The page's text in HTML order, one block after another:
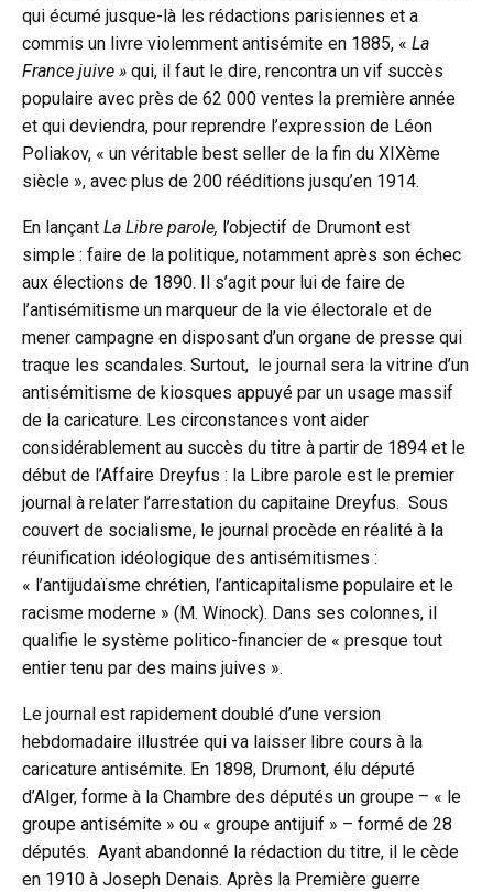
qui écumé jusque-là les rédactions parisiennes et a
commis un livre violemment antisémite en 1885, « La
France juive » qui, il faut le dire, rencontra un vif succès
populaire avec près de 62 000 ventes la première année
et qui deviendra, pour reprendre l’expression de Léon
Poliakov, « un véritable best seller de la fin du XIXème
siècle », avec plus de 200 rééditions jusqu’en 1914.
En lançant La Libre parole, l’objectif de Drumont est
simple : faire de la politique, notamment après son échec
aux élections de 1890. Il s’agit pour lui de faire de
l’antisémitisme un marqueur de la vie électorale et de
mener campagne en disposant d’un organe de presse qui
traque les scandales. Surtout, le journal sera la vitrine d’un
antisémitisme de kiosques appuyé par un usage massif
de la caricature. Les circonstances vont aider
considérablement au succès du titre à partir de 1894 et le
début de l’Affaire Dreyfus : la Libre parole est le premier
journal à relater l’arrestation du capitaine Dreyfus. Sous
couvert de socialisme, le journal procède en réalité à la
réunification idéologique des antisémitismes :
« l’antijudaïsme chrétien, l’anticapitalisme populaire et le
racisme moderne » (M. Winock). Dans ses colonnes, il
qualifie le système politico-financier de « presque tout
entier tenu par des mains juives ».
Le journal est rapidement doublé d’une version
hebdomadaire illustrée qui va laisser libre cours à la
caricature antisémite. En 1898, Drumont, élu député
d’Alger, forme à la Chambre des députés un groupe – « le
groupe antisémite » ou « groupe antijuif » – formé de 28
députés. Ayant abandonné la rédaction du titre, il le cède
en 1910 à Joseph Denais. Après la Première guerre